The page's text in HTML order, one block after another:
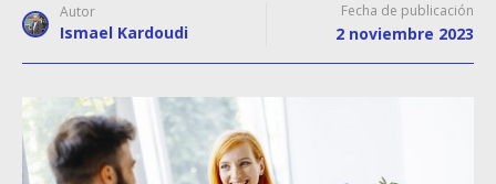
Autor
Ismael Kardoudi
Fecha de publicación
2 noviembre 2023